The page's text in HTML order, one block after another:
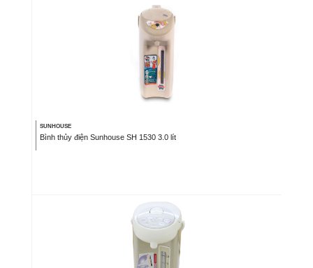
SUNHOUSE
Bình thủy điện Sunhouse SH 1530 3.0 lít